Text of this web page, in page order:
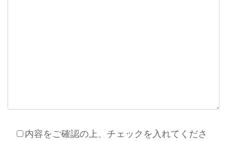
内容をご確認の上、チェックを入れてくださ